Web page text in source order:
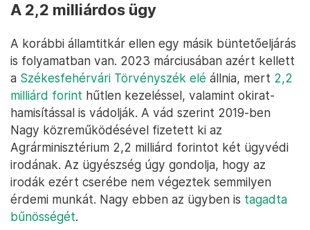
A 2,2 milliárdos ügy
A korábbi államtitkár ellen egy másik büntetőeljárás
is folyamatban van. 2023 márciusában azért kellett
a Székesfehérvári Törvényszék elé állnia, mert 2,2
milliárd forint hűtlen kezeléssel, valamint okirat-
hamisítással is vádolják. A vád szerint 2019-ben
Nagy közreműködésével fizetett ki az
Agrárminisztérium 2,2 milliárd forintot két ügyvédi
irodának. Az ügyészség úgy gondolja, hogy az
irodák ezért cserébe nem végeztek semmilyen
érdemi munkát. Nagy ebben az ügyben is tagadta
bűnösségét.